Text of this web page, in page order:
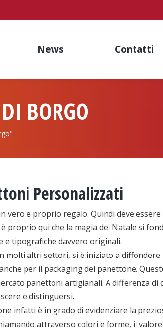
News Contatti
BORGO
Personalizzati
vero e proprio regalo. Quindi deve
è proprio qui che la magia del Natale si
e tipografiche davvero originali.
molti altri settori, si è iniziato a
per il packaging del panettone.
panettoni artigianali. A differenza di
e distinguersi.
infatti è in grado di evidenziare la
attraverso colori e forme, il